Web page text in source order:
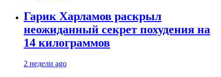
Гарик Харламов раскрыл
неожиданный секрет похудения на
14 килограммов
2 недели ago